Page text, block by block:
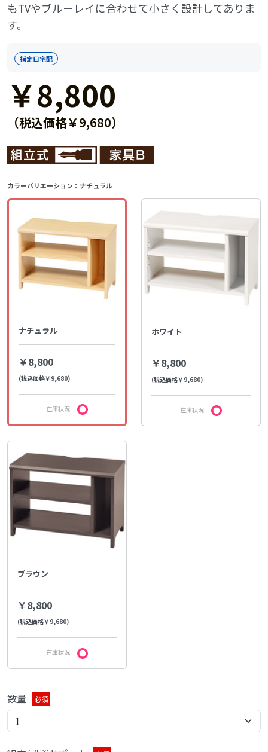
もTVやブルーレイに合わせて小さく設計してありま
す。
指定日宅配
￥8,800
（税込価格￥9,680）
カラーバリエーション： ナチュラル
ナチュラル
￥8,800
(税込価格￥9,680)
在庫状況
ホワイト
￥8,800
(税込価格￥9,680)
在庫状況
ブラウン
￥8,800
(税込価格￥9,680)
在庫状況
数量 必須